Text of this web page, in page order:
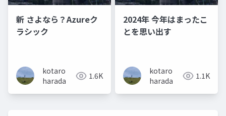
新 さよなら？Azureク
ラシック
kotaro
harada
1.6K
2024年 今年はまったこ
とを思い出す
kotaro
harada
1.1K